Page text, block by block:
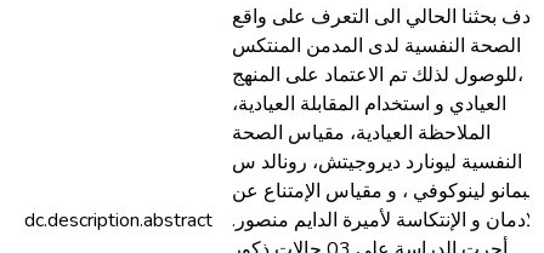
dc.description.abstract
يهدف بحثنا الحالي الى التعرف على واقع
الصحة النفسية لدى المدمن المنتكس
،للوصول لذلك تم الاعتماد على المنهج
العيادي و استخدام المقابلة العيادية،
الملاحظة العيادية، مقياس الصحة
النفسية ليونارد ديروجيتش، رونالد س
ليبمانو لينوكوفي ، و مقياس الإمتناع عن
الادمان و الإنتكاسة لأميرة الدايم منصور.